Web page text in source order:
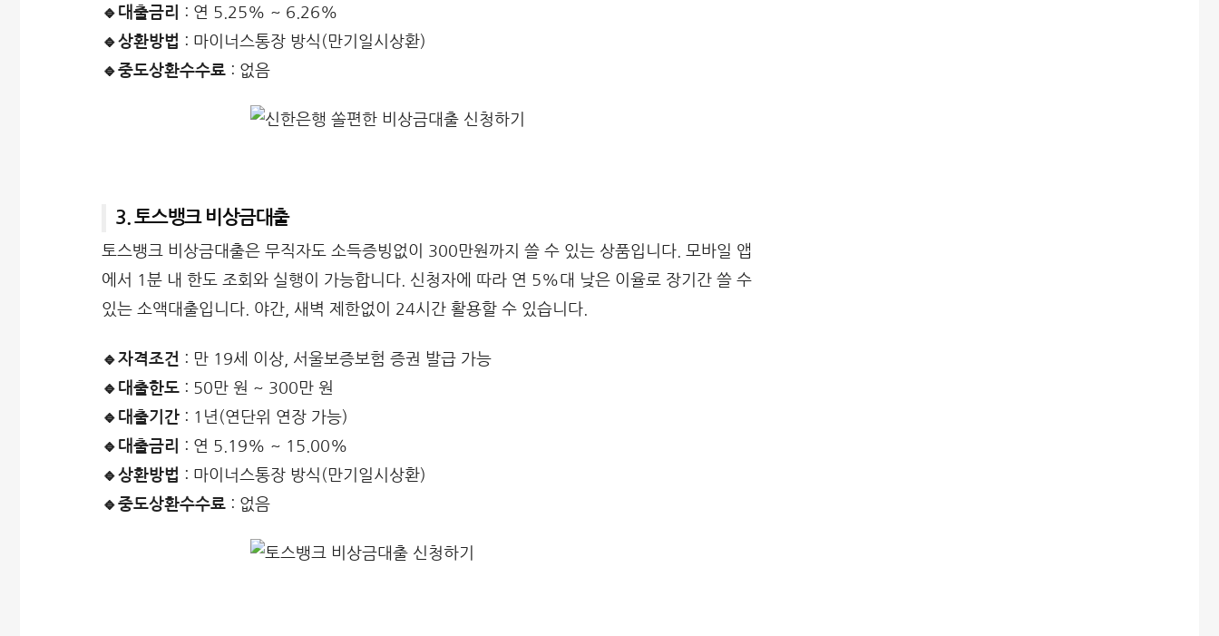
🔹대출금리
: 연 5.25% ~ 6.26%
🔹상환방법 : 마이너스통장 방식(만기일시상환)
🔹중도상환수수료 : 없음
3. 토스뱅크 비상금대출
토스뱅크 비상금대출은 무직자도 소득증빙없이 300만원까지 쓸 수 있는 상품입니다. 모바일 앱
에서 1분 내 한도 조회와 실행이 가능합니다. 신청자에 따라 연 5%대 낮은 이율로 장기간 쓸 수
있는 소액대출입니다. 야간, 새벽 제한없이 24시간 활용할 수 있습니다.
🔹자격조건 : 만 19세 이상, 서울보증보험 증권 발급 가능
🔹대출한도 : 50만 원 ~ 300만 원
🔹대출기간 : 1년(연단위 연장 가능)
🔹대출금리
: 연 5.19% ~ 15.00%
🔹상환방법 : 마이너스통장 방식(만기일시상환)
🔹중도상환수수료 : 없음